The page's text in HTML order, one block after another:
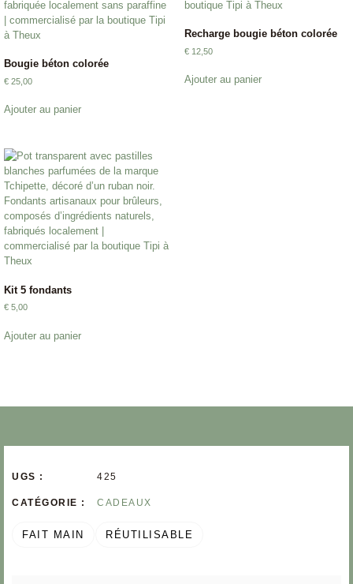
Bougie béton colorée
€ 25,00
Ajouter au panier
Recharge bougie béton colorée
€ 12,50
Ajouter au panier
Kit 5 fondants
€ 5,00
Ajouter au panier
UGS : 425
CATÉGORIE : CADEAUX
FAIT MAIN RÉUTILISABLE